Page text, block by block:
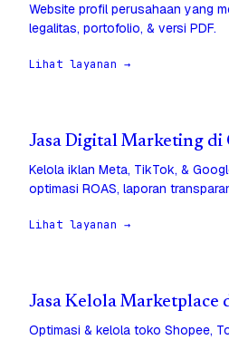
Website profil perusahaan yang
legalitas, portofolio, & versi PDF.
Lihat layanan →
Jasa Digital Marketing di
Kelola iklan Meta, TikTok, &
optimasi ROAS, laporan
Lihat layanan →
Jasa Kelola Marketplace
Optimasi & kelola toko Shopee,